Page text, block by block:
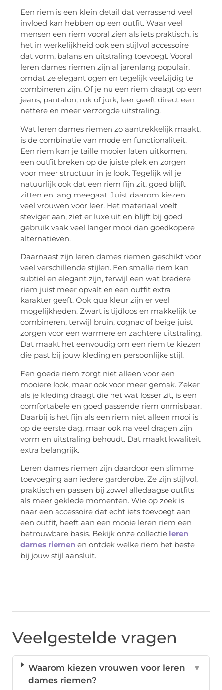
Een riem is een klein detail dat verrassend veel
invloed kan hebben op een outfit. Waar veel
mensen een riem vooral zien als iets praktisch, is
het in werkelijkheid ook een stijlvol accessoire
dat vorm, balans en uitstraling toevoegt. Vooral
leren dames riemen zijn al jarenlang populair,
omdat ze elegant ogen en tegelijk veelzijdig te
combineren zijn. Of je nu een riem draagt op een
jeans, pantalon, rok of jurk, leer geeft direct een
nettere en meer verzorgde uitstraling.
Wat leren dames riemen zo aantrekkelijk maakt,
is de combinatie van mode en functionaliteit.
Een riem kan je taille mooier laten uitkomen,
een outfit breken op de juiste plek en zorgen
voor meer structuur in je look. Tegelijk wil je
natuurlijk ook dat een riem fijn zit, goed blijft
zitten en lang meegaat. Juist daarom kiezen
veel vrouwen voor leer. Het materiaal voelt
steviger aan, ziet er luxe uit en blijft bij goed
gebruik vaak veel langer mooi dan goedkopere
alternatieven.
Daarnaast zijn leren dames riemen geschikt voor
veel verschillende stijlen. Een smalle riem kan
subtiel en elegant zijn, terwijl een wat bredere
riem juist meer opvalt en een outfit extra
karakter geeft. Ook qua kleur zijn er veel
mogelijkheden. Zwart is tijdloos en makkelijk te
combineren, terwijl bruin, cognac of beige juist
zorgen voor een warmere en zachtere uitstraling.
Dat maakt het eenvoudig om een riem te kiezen
die past bij jouw kleding en persoonlijke stijl.
Een goede riem zorgt niet alleen voor een
mooiere look, maar ook voor meer gemak. Zeker
als je kleding draagt die net wat losser zit, is een
comfortabele en goed passende riem onmisbaar.
Daarbij is het fijn als een riem niet alleen mooi is
op de eerste dag, maar ook na veel dragen zijn
vorm en uitstraling behoudt. Dat maakt kwaliteit
extra belangrijk.
Leren dames riemen zijn daardoor een slimme
toevoeging aan iedere garderobe. Ze zijn stijlvol,
praktisch en passen bij zowel alledaagse outfits
als meer geklede momenten. Wie op zoek is
naar een accessoire dat echt iets toevoegt aan
een outfit, heeft aan een mooie leren riem een
betrouwbare basis. Bekijk onze collectie leren
dames riemen en ontdek welke riem het beste
bij jouw stijl aansluit.
Veelgestelde vragen
Waarom kiezen vrouwen voor leren
dames riemen?
▼